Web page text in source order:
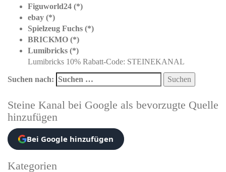
Figuworld24 (*)
ebay (*)
Spielzeug Fuchs (*)
BRICKMO (*)
Lumibricks (*)
Lumibricks 10% Rabatt-Code: STEINEKANAL
Suchen nach:
Steine Kanal bei Google als bevorzugte Quelle
hinzufügen
Bei Google hinzufügen
Kategorien